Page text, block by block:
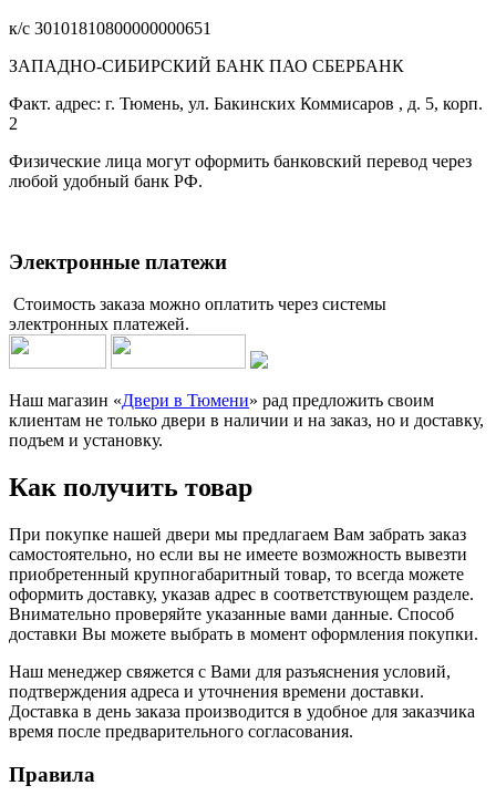
к/с 30101810800000000651
ЗАПАДНО-СИБИРСКИЙ БАНК ПАО СБЕРБАНК
Факт. адрес: г. Тюмень, ул. Бакинских Коммисаров , д. 5, корп.
2
Физические лица могут оформить банковский перевод через
любой удобный банк РФ.
Электронные платежи
Стоимость заказа можно оплатить через системы
электронных платежей.
Наш магазин «Двери в Тюмени» рад предложить своим
клиентам не только двери в наличии и на заказ, но и доставку,
подъем и установку.
Как получить товар
При покупке нашей двери мы предлагаем Вам забрать заказ
самостоятельно, но если вы не имеете возможность вывезти
приобретенный крупногабаритный товар, то всегда можете
оформить доставку, указав адрес в соответствующем разделе.
Внимательно проверяйте указанные вами данные. Способ
доставки Вы можете выбрать в момент оформления покупки.
Наш менеджер свяжется с Вами для разъяснения условий,
подтверждения адреса и уточнения времени доставки.
Доставка в день заказа производится в удобное для заказчика
время после предварительного согласования.
Правила